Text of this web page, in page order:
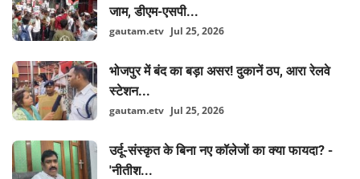
जाम, डीएम-एसपी...
gautam.etv Jul 25, 2026
भोजपुर में बंद का बड़ा असर! दुकानें ठप, आरा रेलवे
स्टेशन...
gautam.etv Jul 25, 2026
उर्दू-संस्कृत के बिना नए कॉलेजों का क्या फायदा? -
'नीतीश...